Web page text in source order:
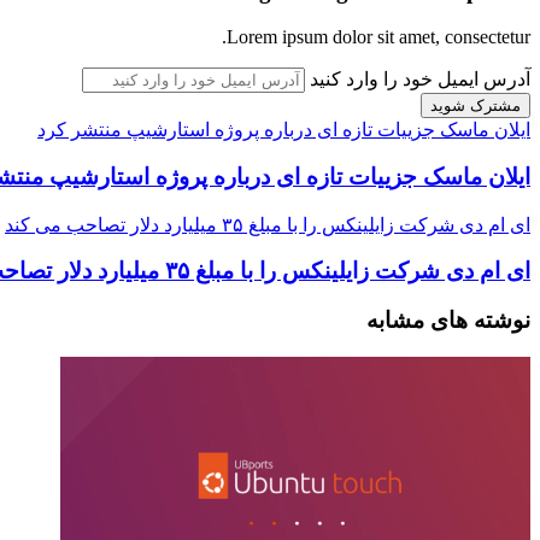
Lorem ipsum dolor sit amet, consectetur.
آدرس ایمیل خود را وارد کنید
ایلان ماسک جزيیات تازه ای درباره پروژه استارشیپ منتشر کرد
ایلان ماسک جزيیات تازه ای درباره پروژه استارشیپ
ای ام دی شرکت زایلینکس را با مبلغ ۳۵ میلیارد دلار تصاحب می کند
ای ام دی شرکت زایلینکس را با مبلغ ۳۵ میلیارد دلار تصاحب می کند
نوشته های مشابه